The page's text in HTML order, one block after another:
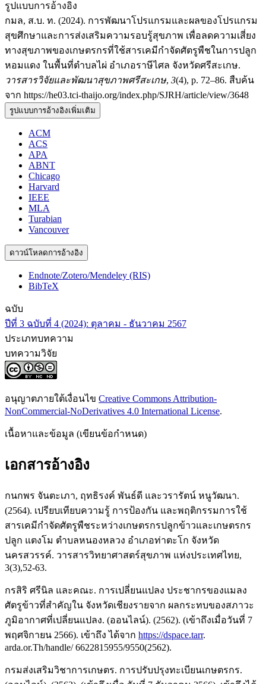
รูปแบบการอ้างอิง
กมล, ส.บ. ท. (2024). การพัฒนาโปรแกรมและผลของโปรแกรม
สุขศึกษาและการส่งเสริมความรอบรู้สุขภาพ เพื่อลดความเสี่ยง
ทางสุขภาพของเกษตรกรที่ใช้สารเคมีกำจัดศัตรูพืชในการปลูก
หอมแดง ในพื้นที่ตำบลไผ่ อำเภอราษีไศล จังหวัดศรีสะเกษ.
วารสารวิจัยและพัฒนาสุขภาพศรีสะเกษ, 3(4), p. 72–86. สืบค้น
จาก https://he03.tci-thaijo.org/index.php/SJRH/article/view/3648
รูปแบบการอ้างอิงเพิ่มเติม
ACM
ACS
APA
ABNT
Chicago
Harvard
IEEE
MLA
Turabian
Vancouver
ดาวน์โหลดการอ้างอิง
Endnote/Zotero/Mendeley (RIS)
BibTeX
ฉบับ
ปีที่ 3 ฉบับที่ 4 (2024): ตุลาคม - ธันวาคม 2567
ประเภทบทความ
บทความวิจัย
อนุญาตภายใต้เงื่อนไข Creative Commons Attribution-
NonCommercial-NoDerivatives 4.0 International License.
เนื้อหาและข้อมูล (เขียนข้อกำหนด)
เอกสารอ้างอิง
กนกพร จันตะเภา, ฤทธิรงค์ พันธ์ดี และวรารัตน์ หนูวัฒนา.
(2564). เปรียบเทียบความรู้ การป้องกัน และพฤติกรรมการใช้
สารเคมีกำจัดศัตรูพืชระหว่างเกษตรกรปลูกข้าวและเกษตรกร
ปลูก แตงโม ตำบลหนองหลวง อำเภอท่าตะโก จังหวัด
นครสวรรค์. วารสารวิทยาศาสตร์สุขภาพ แห่งประเทศไทย,
3(3),52-63.
กรสิริ ศรีนิล และคณะ. การเปลี่ยนแปลง ประชากรของแมลง
ศัตรูข้าวที่สำคัญใน จังหวัดเชียงรายจาก ผลกระทบของสภาวะ
ภูมิอากาศที่เปลี่ยนแปลง. (ออนไลน์). (2562). (เข้าถึงเมื่อวันที่ 7
พฤศจิกายน 2566). เข้าถึง ได้จาก https://dspace.tarr.
arda.or.Th/handle/ 6622815955/9550(2562).
กรมส่งเสริมวิชาการเกษตร. การปรับปรุงทะเบียนเกษตรกร.